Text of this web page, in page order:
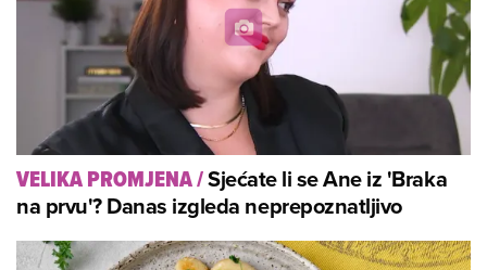
VELIKA PROMJENA/Sjećate li se Ane iz 'Braka
na prvu'? Danas izgleda neprepoznatljivo